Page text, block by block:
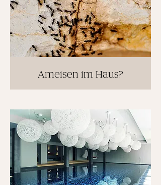
Ameisen im Haus?